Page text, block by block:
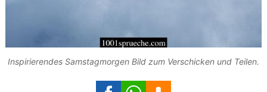
Inspirierendes Samstagmorgen Bild zum Verschicken und Teilen.